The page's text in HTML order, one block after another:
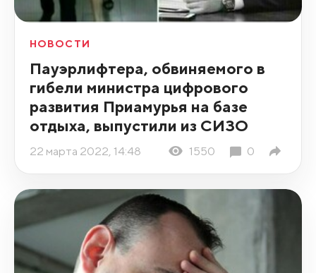
НОВОСТИ
Пауэрлифтера, обвиняемого в
гибели министра цифрового
развития Приамурья на базе
отдыха, выпустили из СИЗО
22 марта 2022, 14:48 1550 0